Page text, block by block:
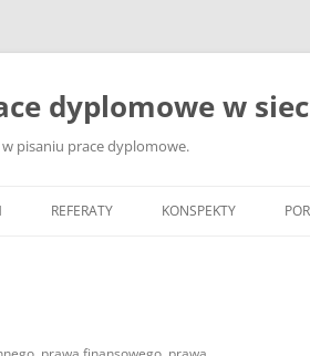
dyplomowe w
pisaniu prace dyplomowe.
REFERATY KONSPEKTY